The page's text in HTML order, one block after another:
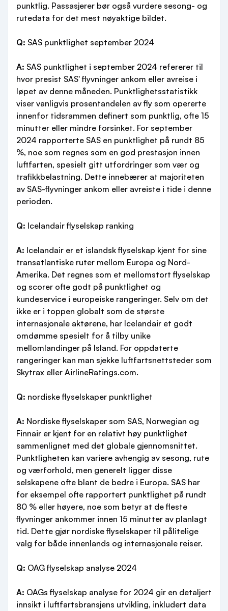
punktlig. Passasjerer bør også vurdere sesong- og
rutedata for det mest nøyaktige bildet.
Q: SAS punktlighet september 2024
A: SAS punktlighet i september 2024 refererer til
hvor presist SAS' flyvninger ankom eller avreise i
løpet av denne måneden. Punktlighetsstatistikk
viser vanligvis prosentandelen av fly som opererte
innenfor tidsrammen definert som punktlig, ofte 15
minutter eller mindre forsinket. For september
2024 rapporterte SAS en punktlighet på rundt 85
%, noe som regnes som en god prestasjon innen
luftfarten, spesielt gitt utfordringer som vær og
trafikkbelastning. Dette innebærer at majoriteten
av SAS-flyvninger ankom eller avreiste i tide i denne
perioden.
Q: Icelandair flyselskap ranking
A: Icelandair er et islandsk flyselskap kjent for sine
transatlantiske ruter mellom Europa og Nord-
Amerika. Det regnes som et mellomstort flyselskap
og scorer ofte godt på punktlighet og
kundeservice i europeiske rangeringer. Selv om det
ikke er i toppen globalt som de største
internasjonale aktørene, har Icelandair et godt
omdømme spesielt for å tilby unike
mellomlandinger på Island. For oppdaterte
rangeringer kan man sjekke luftfartsnettsteder som
Skytrax eller AirlineRatings.com.
Q: nordiske flyselskaper punktlighet
A: Nordiske flyselskaper som SAS, Norwegian og
Finnair er kjent for en relativt høy punktlighet
sammenlignet med det globale gjennomsnittet.
Punktligheten kan variere avhengig av sesong, rute
og værforhold, men generelt ligger disse
selskapene ofte blant de bedre i Europa. SAS har
for eksempel ofte rapportert punktlighet på rundt
80 % eller høyere, noe som betyr at de fleste
flyvninger ankommer innen 15 minutter av planlagt
tid. Dette gjør nordiske flyselskaper til pålitelige
valg for både innenlands og internasjonale reiser.
Q: OAG flyselskap analyse 2024
A: OAGs flyselskap analyse for 2024 gir en detaljert
innsikt i luftfartsbransjens utvikling, inkludert data